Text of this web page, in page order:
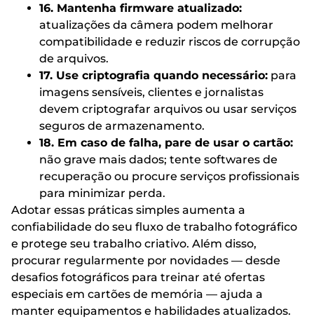
16. Mantenha firmware atualizado:
atualizações da câmera podem melhorar
compatibilidade e reduzir riscos de corrupção
de arquivos.
17. Use criptografia quando necessário: para
imagens sensíveis, clientes e jornalistas
devem criptografar arquivos ou usar serviços
seguros de armazenamento.
18. Em caso de falha, pare de usar o cartão:
não grave mais dados; tente softwares de
recuperação ou procure serviços profissionais
para minimizar perda.
Adotar essas práticas simples aumenta a
confiabilidade do seu fluxo de trabalho fotográfico
e protege seu trabalho criativo. Além disso,
procurar regularmente por novidades — desde
desafios fotográficos para treinar até ofertas
especiais em cartões de memória — ajuda a
manter equipamentos e habilidades atualizados.